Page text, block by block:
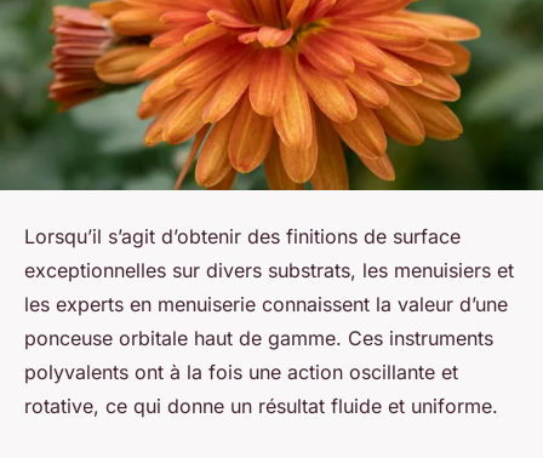
Lorsqu’il s’agit d’obtenir des finitions de surface
exceptionnelles sur divers substrats, les menuisiers et
les experts en menuiserie connaissent la valeur d’une
ponceuse orbitale haut de gamme. Ces instruments
polyvalents ont à la fois une action oscillante et
rotative, ce qui donne un résultat fluide et uniforme.